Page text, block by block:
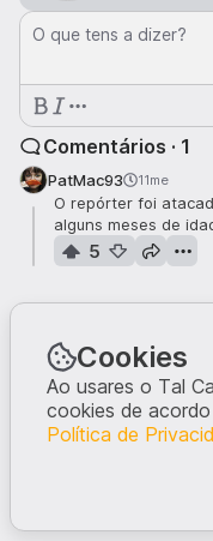
O que tens a dizer?
Comentários · 1
PatMac93 11me
O repórter foi
alguns meses de
5
Cookies
Ao usares o Tal
cookies de
Política de